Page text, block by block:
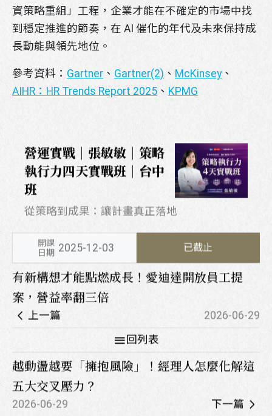
資策略重組」工程，企業才能在不確定的市場中找
到穩定推進的節奏，在 AI 催化的年代及未來保持成
長動能與領先地位。
參考資料： Gartner 、 Gartner(2) 、 McKinsey、
AIHR：HR Trends Report 2025 、 KPMG
營運實戰｜張敏敏｜策略
執行力四天實戰班｜台中
班
從策略到成果：讓計畫真正落地
開課
日期 2025-12-03 已截止
有新構想才能點燃成長！愛迪達開放員工提
案，營益率翻三倍
2026-06-29
上一篇
回列表
越動盪越要「擁抱風險」！經理人怎麼化解這
五大交叉壓力？
2026-06-29 下一篇